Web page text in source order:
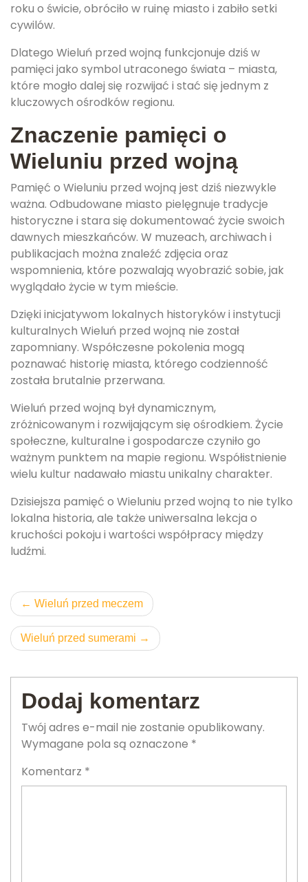
roku o świcie, obróciło w ruinę miasto i zabiło setki
cywilów.
Dlatego Wieluń przed wojną funkcjonuje dziś w
pamięci jako symbol utraconego świata – miasta,
które mogło dalej się rozwijać i stać się jednym z
kluczowych ośrodków regionu.
Znaczenie pamięci o
Wieluniu przed wojną
Pamięć o Wieluniu przed wojną jest dziś niezwykle
ważna. Odbudowane miasto pielęgnuje tradycje
historyczne i stara się dokumentować życie swoich
dawnych mieszkańców. W muzeach, archiwach i
publikacjach można znaleźć zdjęcia oraz
wspomnienia, które pozwalają wyobrazić sobie, jak
wyglądało życie w tym mieście.
Dzięki inicjatywom lokalnych historyków i instytucji
kulturalnych Wieluń przed wojną nie został
zapomniany. Współczesne pokolenia mogą
poznawać historię miasta, którego codzienność
została brutalnie przerwana.
Wieluń przed wojną był dynamicznym,
zróżnicowanym i rozwijającym się ośrodkiem. Życie
społeczne, kulturalne i gospodarcze czyniło go
ważnym punktem na mapie regionu. Współistnienie
wielu kultur nadawało miastu unikalny charakter.
Dzisiejsza pamięć o Wieluniu przed wojną to nie tylko
lokalna historia, ale także uniwersalna lekcja o
kruchości pokoju i wartości współpracy między
ludźmi.
Nawigacja
wpisu
Wieluń przed meczem
Wieluń przed sumerami
Dodaj komentarz
Twój adres e-mail nie zostanie opublikowany.
Wymagane pola są oznaczone *
Komentarz *